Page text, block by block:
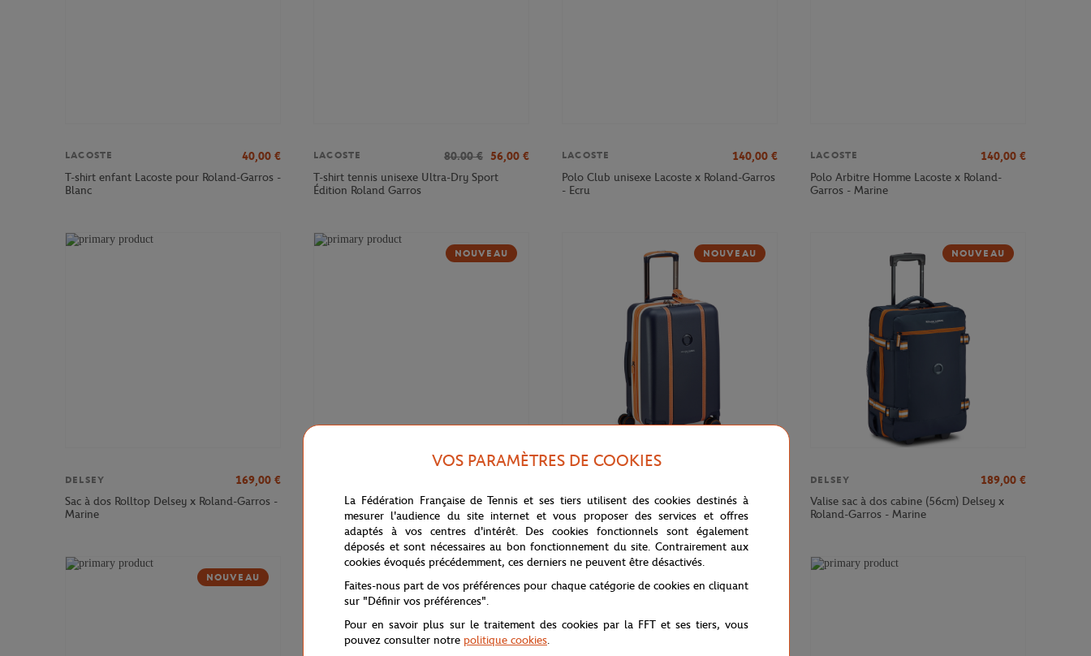
LACOSTE 40,00 €
T-shirt enfant Lacoste pour Roland-Garros -
Blanc
LACOSTE 80.00 € 56,00 €
T-shirt tennis unisexe Ultra-Dry Sport
Édition Roland Garros
LACOSTE 140,00 €
Polo Club unisexe Lacoste x Roland-Garros
- Ecru
LACOSTE 140,00 €
Polo Arbitre Homme Lacoste x Roland-
Garros - Marine
DELSEY 169,00 €
Sac à dos Rolltop Delsey x Roland-Garros -
Marine
NOUVEAU
Sac à dos Cadence Soft 14" Delsey x
Roland-Garros - Marine
NOUVEAU
Valise cabine Cadence (55cm) Delsey x
Roland-Garros - Marine
NOUVEAU
DELSEY 189,00 €
Valise sac à dos cabine (56cm) Delsey x
Roland-Garros - Marine
NOUVEAU
VOS PARAMÈTRES DE COOKIES
La Fédération Française de Tennis et ses tiers utilisent des cookies destinés à
mesurer l'audience du site internet et vous proposer des services et offres
adaptés à vos centres d'intérêt. Des cookies fonctionnels sont également
déposés et sont nécessaires au bon fonctionnement du site. Contrairement aux
cookies évoqués précédemment, ces derniers ne peuvent être désactivés.
Faites-nous part de vos préférences pour chaque catégorie de cookies en cliquant
sur "Définir vos préférences".
Pour en savoir plus sur le traitement des cookies par la FFT et ses tiers, vous
pouvez consulter notre politique cookies.